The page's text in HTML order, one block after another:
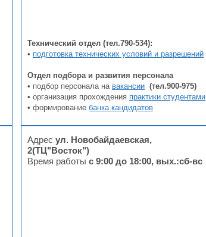
Технический отдел (тел.790-534):
• подготовка технических условий и разрешений
Отдел подбора и развития персонала
• подбор персонала на вакансии (тел.900-975)
• организация прохождения практики студентами
• формирование банка кандидатов
Адрес ул. Новобайдаевская,
2(ТЦ"Восток")
Время работы с 9:00 до 18:00, вых.:сб-вс